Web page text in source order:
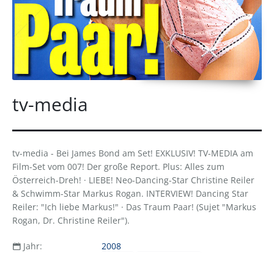
tv-media
tv-media - Bei James Bond am Set! EXKLUSIV! TV-MEDIA am
Film-Set vom 007! Der große Report. Plus: Alles zum
Österreich-Dreh! · LIEBE! Neo-Dancing-Star Christine Reiler
& Schwimm-Star Markus Rogan. INTERVIEW! Dancing Star
Reiler: "Ich liebe Markus!" · Das Traum Paar! (Sujet "Markus
Rogan, Dr. Christine Reiler").
Jahr:
2008